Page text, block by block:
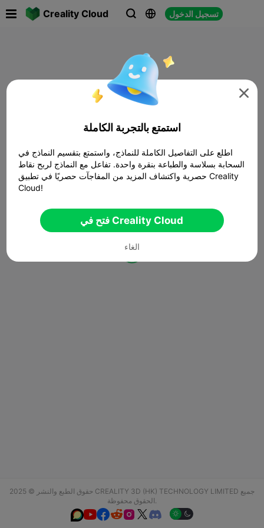
Creality Cloud   تسجيل الدخول
حقوق الطبع والنشر © 2025 CREALITY 3D (HK) TECHNOLOGY LIMITED جميع
الحقوق محفوظة.
  

استمتع بالتجربة الكاملة
اطلع على التفاصيل الكاملة للنماذج، واستمتع بتقسيم النماذج في
السحابة بسلاسة والطباعة بنقرة واحدة. تفاعل مع النماذج لربح نقاط
حصرية واكتشاف المزيد من المفاجآت حصريًا في تطبيق Creality
Cloud!
فتح في Creality Cloud
الغاء